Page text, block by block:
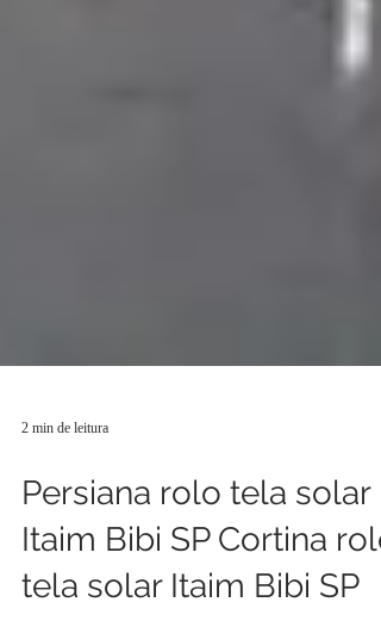
2 min de leitura
Persiana rolo tela solar
Itaim Bibi SP Cortina rolo